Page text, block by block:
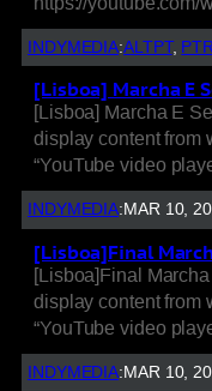
INDYMEDIA:ALTPT,
[Lisboa] Marcha E
[Lisboa] Marcha E
display content from
“YouTube video
INDYMEDIA: MAR 10,
[Lisboa]Final
[Lisboa]Final
display content from
“YouTube video
INDYMEDIA: MAR 10,